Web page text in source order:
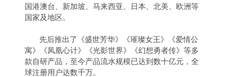
国港澳台、新加坡、马来西亚、日本、北美、欧洲等
国家及地区。
先后推出了《盛世芳华》《璀璨女王》《爱情公
寓》《凤凰心计》《光影世界》《幻想勇者传》等多
款自研产品，至今产品流水规模已达到数十亿元，全
球注册用户达数千万。